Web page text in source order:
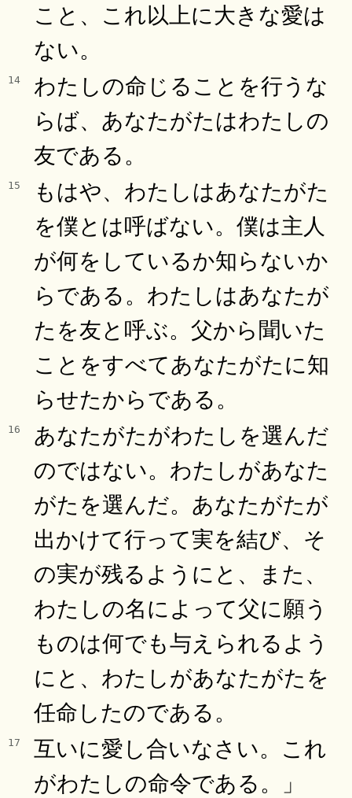
こと、これ以上に大きな愛は
ない。
14
わたしの命じることを行うな
らば、あなたがたはわたしの
友である。
15
もはや、わたしはあなたがた
を僕とは呼ばない。僕は主人
が何をしているか知らないか
らである。わたしはあなたが
たを友と呼ぶ。父から聞いた
ことをすべてあなたがたに知
らせたからである。
16
あなたがたがわたしを選んだ
のではない。わたしがあなた
がたを選んだ。あなたがたが
出かけて行って実を結び、そ
の実が残るようにと、また、
わたしの名によって父に願う
ものは何でも与えられるよう
にと、わたしがあなたがたを
任命したのである。
17
互いに愛し合いなさい。これ
がわたしの命令である。」